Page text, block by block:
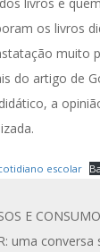
livros e
os livros
muito
do artigo de
a
escolar
E
uma